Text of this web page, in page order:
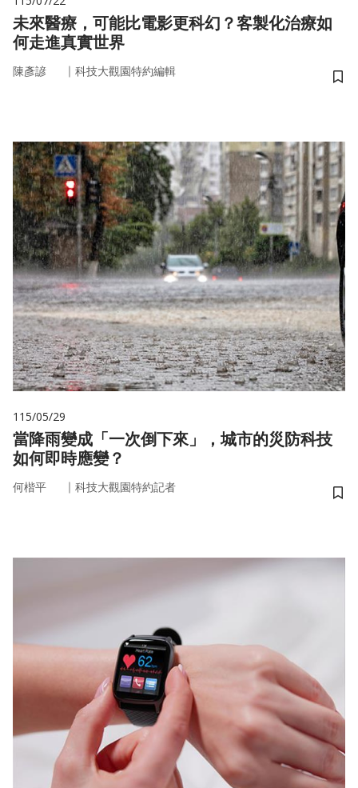
未來醫療，可能比電影更科幻？客製化治療如
何走進真實世界
陳彥諺 ｜ 科技大觀園特約編輯
儲
115/05/29
當降雨變成「一次倒下來」，城市的災防科技
如何即時應變？
何楷平 ｜ 科技大觀園特約記者
儲